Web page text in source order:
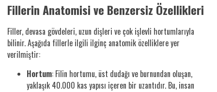
Fillerin Anatomisi ve Benzersiz Özellikleri
Filler, devasa gövdeleri, uzun dişleri ve çok işlevli hortumlarıyla
bilinir. Aşağıda fillerle ilgili ilginç anatomik özelliklere yer
verilmiştir:
Hortum: Filin hortumu, üst dudağı ve burnundan oluşan,
yaklaşık 40.000 kas yapısı içeren bir uzantıdır. Bu, insan